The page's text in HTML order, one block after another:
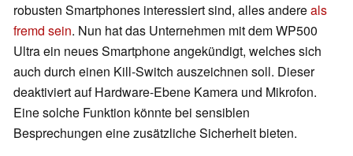
robusten Smartphones interessiert sind, alles andereals
fremd sein. Nun hat das Unternehmen mit dem WP500
Ultra ein neues Smartphone angekündigt, welches sich
auch durch einen Kill-Switch auszeichnen soll. Dieser
deaktiviert auf Hardware-Ebene Kamera und Mikrofon.
Eine solche Funktion könnte bei sensiblen
Besprechungen eine zusätzliche Sicherheit bieten.